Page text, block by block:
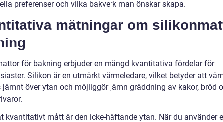
preferenser och vilka bakverk man önskar skapa.
mätningar om
för bakning erbjuder en mängd kvantitativa fördelar för
Silikon är en utmärkt värmeledare, vilket betyder att
jämnt över ytan och möjliggör jämn gräddning av kakor, bröd
kvantitativt mått är den icke-häftande ytan. När du använder